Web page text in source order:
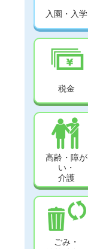
入園・入学
税金
高齢・障が
い・
介護
ごみ・